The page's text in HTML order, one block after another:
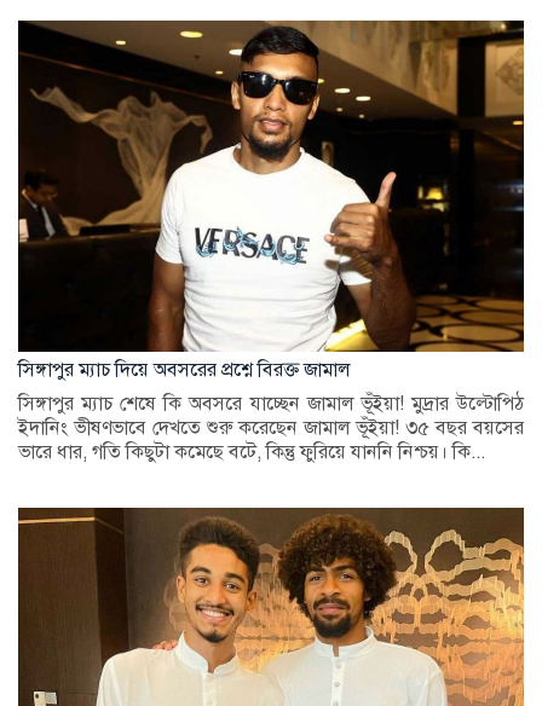
সিঙ্গাপুর ম‍্যাচ দিয়ে অবসরের প্রশ্নে বিরক্ত জামাল
সিঙ্গাপুর ম‍্যাচ শেষে কি অবসরে যাচ্ছেন জামাল ভূঁইয়া! মুদ্রার উল্টোপিঠ
ইদানিং ভীষণভাবে দেখতে শুরু করেছেন জামাল ভূঁইয়া! ৩৫ বছর বয়সের
ভারে ধার, গতি কিছুটা কমেছে বটে, কিন্তু ফুরিয়ে যাননি নিশ্চয়। কি...